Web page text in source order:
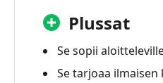
Plussat
Se sopii
Se tarjoaa